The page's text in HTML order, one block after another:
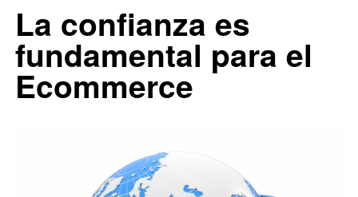
La confianza es
fundamental para el
Ecommerce